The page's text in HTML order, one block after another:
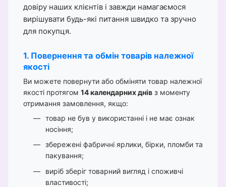
довіру наших клієнтів і завжди намагаємося
вирішувати будь-які питання швидко та зручно
для покупця.
1. Повернення та обмін товарів належної
якості
Ви можете повернути або обміняти товар належної
якості протягом 14 календарних днів з моменту
отримання замовлення, якщо:
товар не був у використанні і не має ознак
носіння;
збережені фабричні ярлики, бірки, пломби та
пакування;
виріб зберіг товарний вигляд і споживчі
властивості;